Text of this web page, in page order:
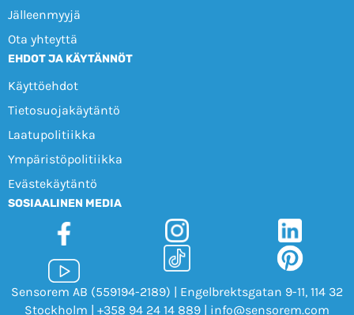
Jälleenmyyjä
Ota yhteyttä
EHDOT JA KÄYTÄNNÖT
Käyttöehdot
Tietosuojakäytäntö
Laatupolitiikka
Ympäristöpolitiikka
Evästekäytäntö
SOSIAALINEN MEDIA
Sensorem AB (559194-2189) | Engelbrektsgatan 9-11, 114 32
Stockholm | +358 94 24 14 889 | info@sensorem.com